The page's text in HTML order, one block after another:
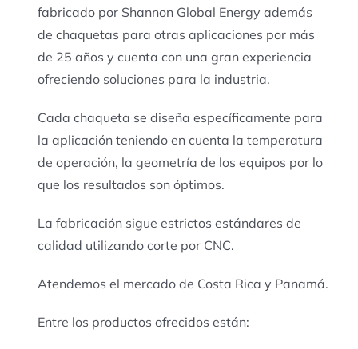
fabricado por Shannon Global Energy además
de chaquetas para otras aplicaciones por más
de 25 años y cuenta con una gran experiencia
ofreciendo soluciones para la industria.
Cada chaqueta se diseña específicamente para
la aplicación teniendo en cuenta la temperatura
de operación, la geometría de los equipos por lo
que los resultados son óptimos.
La fabricación sigue estrictos estándares de
calidad utilizando corte por CNC.
Atendemos el mercado de Costa Rica y Panamá.
Entre los productos ofrecidos están: